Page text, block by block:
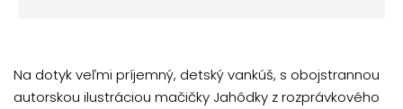
Na dotyk veľmi príjemný, detský vankúš, s obojstrannou
autorskou ilustráciou mačičky Jahôdky z rozprávkového